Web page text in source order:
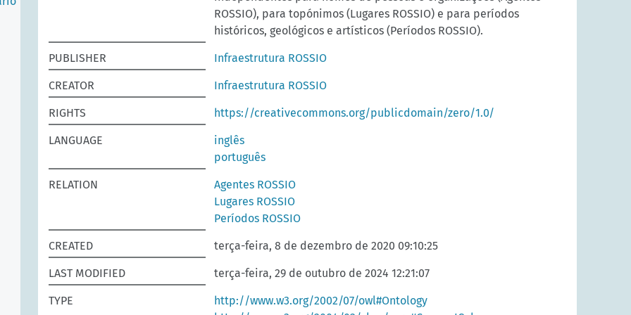
ROSSIO), para topónimos (Lugares ROSSIO) e para períodos
históricos, geológicos e artísticos (Períodos ROSSIO).
PUBLISHER Infraestrutura ROSSIO
CREATOR Infraestrutura ROSSIO
RIGHTS https://creativecommons.org/publicdomain/zero/1.0/
LANGUAGE
inglês
português
RELATION
Agentes ROSSIO
Lugares ROSSIO
Períodos ROSSIO
CREATED terça-feira, 8 de dezembro de 2020 09:10:25
LAST MODIFIED terça-feira, 29 de outubro de 2024 12:21:07
TYPE
http://www.w3.org/2002/07/owl#Ontology